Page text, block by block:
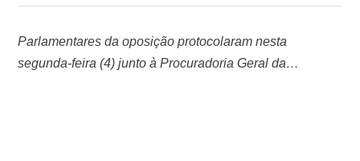
Parlamentares da oposição protocolaram nesta
segunda-feira (4) junto à Procuradoria Geral da